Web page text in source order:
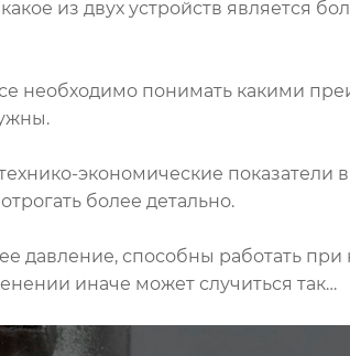
из двух устройств
необходимо понимать какими
экономические показатели
более детально.
давление, способны работать при
иначе может случиться так…